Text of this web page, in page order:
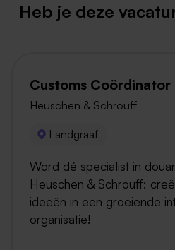
Heb je deze
Customs Coördinator
Heuschen & Schrouff
Landgraaf
Word dé specialist in
Heuschen & Schrouff:
ideeën in een groeiende
organisatie!